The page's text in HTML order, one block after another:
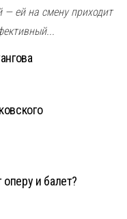
— ей на смену приходит
оперу и балет?